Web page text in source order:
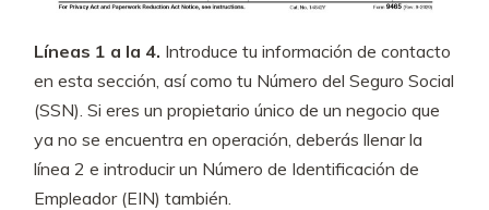
Líneas 1 a la 4. Introduce tu información de contacto
en esta sección, así como tu Número del Seguro Social
(SSN). Si eres un propietario único de un negocio que
ya no se encuentra en operación, deberás llenar la
línea 2 e introducir un Número de Identificación de
Empleador (EIN) también.